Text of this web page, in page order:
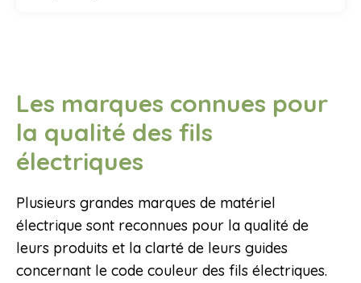
Les marques connues pour
la qualité des fils
électriques
Plusieurs grandes marques de matériel
électrique sont reconnues pour la qualité de
leurs produits et la clarté de leurs guides
concernant le code couleur des fils électriques.